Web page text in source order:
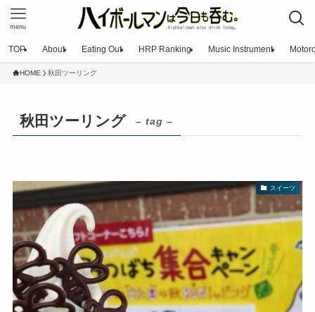
menu
TOP About Eating Out HRP Ranking Music Instrument
HOME 秋田ツーリング
秋田ツーリング – tag –
スイーツ